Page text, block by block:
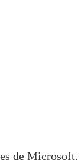
de Microsoft.